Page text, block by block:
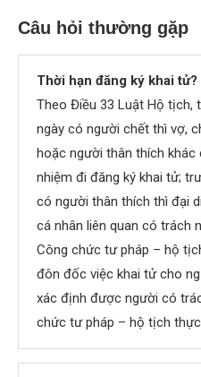
Câu hỏi thường gặp
Thời hạn đăng ký khai tử?
Theo Điều 33 Luật Hộ tịch,
ngày có người chết thì vợ,
hoặc người thân thích
nhiệm đi đăng ký khai tử;
có người thân thích thì đại
cá nhân liên quan có trách
Công chức tư pháp – hộ
đôn đốc việc khai tử cho
xác định được người có
chức tư pháp – hộ tịch